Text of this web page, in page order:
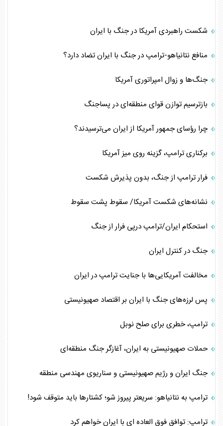
شکست راهبردی آمریکا در جنگ با ایران
منافع نتانیاهو-ترامپ در جنگ با ایران تضاد دارد؟
جنگ‌ها و زوال امپراتوری‌ آمریکا
بازترسیم توازن قوای منطقه‌ای در پساجنگ
چرا رؤسای جمهور آمریکا از ایران می‌ترسیدند؟
برکناری ترامپ، گزینه روی میز آمریکا
فرار ترامپ از جنگ، بدون پذیرش شکست
نشانه‌های شکست آمریکا/ سقوط پشت سقوط
استحکام ایران/ترامپ درپی فرار از جنگ
جنگ در کنترل ایران
مخالفت آمریکایی‌ها با جنایت ترامپ در ایران
پس لرزه‌های جنگ با ایران بر اقتصاد صهیونیستی
ترامپ، خطری برای صلح نوبل
حملات صهیونیستی به ایران، آغازگر جنگ منطقه‌ای
جنگ ایران و رژیم صهیونیستی و سناریوی مهندسی منطقه
ترامپ به نتانیاهو: سریعتر پیروز شو؛ کشتارها باید متوقف شود!
ترامپ: توافق فوق العاده ای با ایران خواهم کرد